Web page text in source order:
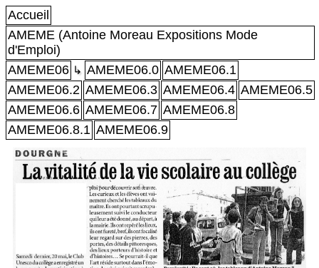
Accueil
AMEME (Antoine Moreau Expositions Mode
d'Emploi)
AMEME06 ↳ AMEME06.0 AMEME06.1
AMEME06.2 AMEME06.3 AMEME06.4 AMEME06.5
AMEME06.6 AMEME06.7 AMEME06.8
AMEME06.8.1 AMEME06.9